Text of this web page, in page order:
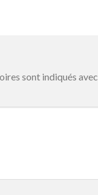
sont indiqués avec